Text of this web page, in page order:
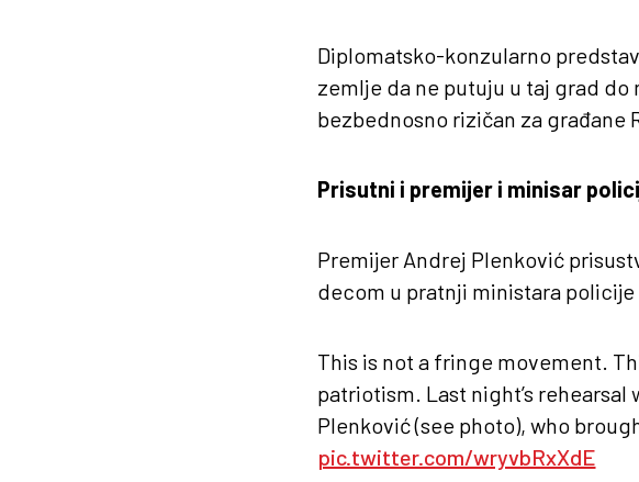
Diplomatsko-konzularno
zemlje da ne putuju u taj grad
bezbednosno rizičan za građane
Prisutni i premijer i minisar
Premijer Andrej Plenković
decom u pratnji ministara policije
This is not a fringe movement.
patriotism. Last night’s
Plenković (see photo), who
pic.twitter.com/wryvbRxXdE